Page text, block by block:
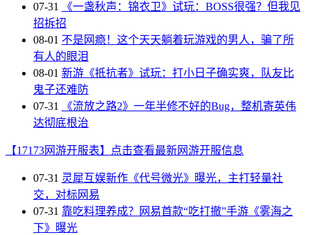
07-31
《一盏秋声：锦衣卫》试玩：BOSS很强？但我见
招拆招
08-01 不是网瘾！这个天天躺着玩游戏的男人，骗了所
有人的眼泪
08-01 新游《抵抗者》试玩：打小日子确实爽，队友比
鬼子还难防
07-31
《流放之路2》一年半修不好的Bug，整机寄英伟
达彻底根治
【17173网游开服表】点击查看最新网游开服信息
07-31 灵犀互娱新作《代号微光》曝光，主打轻量社
交，对标网易
07-31 靠吃料理养成？网易首款“吃打撤”手游《雾海之
下》曝光